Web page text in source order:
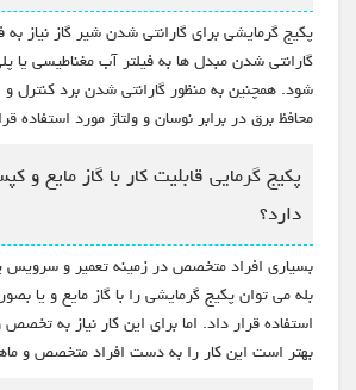
پکیج گرمایشی برای گارانتی شدن شیر گاز نیاز به
گارانتی شدن مبدل ها به فیلتر آب مغناطیسی یا
شود. همچنین به منظور گارانتی شدن برد کنترل
محافظ برق در برابر نوسان و ولتاژ مورد استفاده
پکیج گرمایی قابلیت کار با گاز مایع و
دارد؟
بسیاری افراد متخصص در زمینه تعمیر و سرویس
بله می توان پکیج گرمایشی را با گاز مایع و یا
استفاده قرار داد. اما برای این کار نیاز به
بهتر است این کار را به دست افراد متخصص و